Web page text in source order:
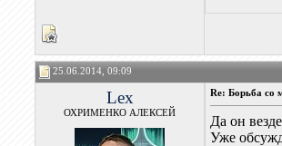
25.06.2014, 09:09
Lex
ОХРИМЕНКО АЛЕКСЕЙ
Re: Борьба со
Да он
Уже